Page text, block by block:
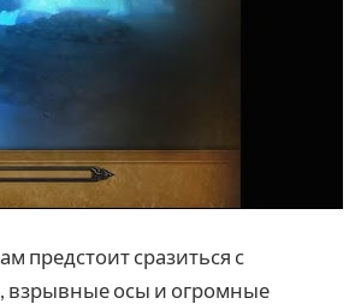
предстоит сразиться с
взрывные осы и огромные